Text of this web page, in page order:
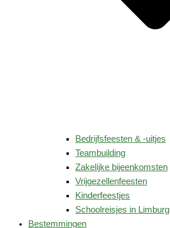
Bedrijfsfeesten & -uitjes
Teambuilding
Zakelijke bijeenkomsten
Vrijgezellenfeesten
Kinderfeestjes
Schoolreisjes in Limburg
Bestemmingen